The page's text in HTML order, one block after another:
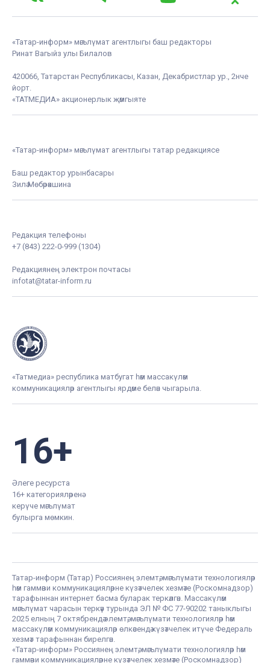
«Татар-информ» мәгълүмат агентлыгы баш редакторы
Ринат Вагыйз улы Билалов
420066, Татарстан Республикасы, Казан, Декабристлар ур., 2нче
йорт.
«ТАТМЕДИА» акционерлык җәмгыяте
«Татар-информ» мәгълүмат агентлыгы татар редакциясе
Баш редактор урынбасары
Зилә Мөбәрәкшина
Редакция телефоны
+7 (843) 222-0-999 (1304)
Редакциянең электрон почтасы
infotat@tatar-inform.ru
«Татмедиа» республика матбугат һәм массакүләм
коммуникацияләр агентлыгы ярдәме белән чыгарыла.
16+
Әлеге ресурста
16+ категорияләренә
керүче мәгълүмат
булырга мөмкин.
Татар-информ (Татар) Россиянең элемтә, мәгълүмати технологияләр
һәм гаммәви коммуникацияләрне күзәтчелек хезмәте (Роскомнадзор)
тарафыннан интернет басма буларак теркәлгән. Массакүләм
мәгълүмат чарасын теркәү турында ЭЛ № ФС 77-90202 таныклыгы
2025 елның 7 октябрендә элемтә, мәгълүмати технологияләр һәм
массакүләм коммуникацияләр өлкәсендә күзәтчелек итүче Федераль
хезмәт тарафыннан бирелгән.
«Татар-информ» Россиянең элемтә, мәгълүмати технологияләр һәм
гаммәви коммуникацияләрне күзәтчелек хезмәте (Роскомнадзор)